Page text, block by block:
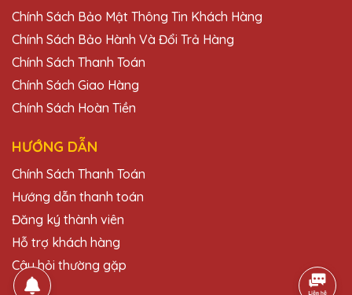
Phạm Văn Lâm
Sản phẩm của Quà Tặng Pha Lê QTG
chắn sẽ giới thiệu cho bạn bè.
Hoàng Thị Hoa
25/11/2025
Chất lượng pha lê rất tốt, dịch vụ giao
hàng nhanh chóng và đúng hẹn. Rất hài
Chính Sách Bảo Mật Thông Tin Khách Hàng
Chính Sách Bảo Hành Và Đổi Trả Hàng
Chính Sách Thanh Toán
Chính Sách Giao Hàng
Chính Sách Hoàn Tiền
HƯỚNG DẪN
Chính Sách Thanh Toán
Hướng dẫn thanh toán
Đăng ký thành viên
Hỗ trợ khách hàng
Câu hỏi thường gặp